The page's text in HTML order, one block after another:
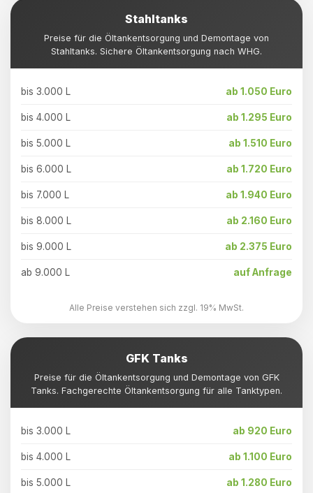
Stahltanks
Preise für die Öltankentsorgung und Demontage von
Stahltanks. Sichere Öltankentsorgung nach WHG.
bis 3.000 L ab 1.050 Euro
bis 4.000 L ab 1.295 Euro
bis 5.000 L ab 1.510 Euro
bis 6.000 L ab 1.720 Euro
bis 7.000 L ab 1.940 Euro
bis 8.000 L ab 2.160 Euro
bis 9.000 L ab 2.375 Euro
ab 9.000 L auf Anfrage
Alle Preise verstehen sich zzgl. 19% MwSt.
GFK Tanks
Preise für die Öltankentsorgung und Demontage von GFK
Tanks. Fachgerechte Öltankentsorgung für alle Tanktypen.
bis 3.000 L ab 920 Euro
bis 4.000 L ab 1.100 Euro
bis 5.000 L ab 1.280 Euro